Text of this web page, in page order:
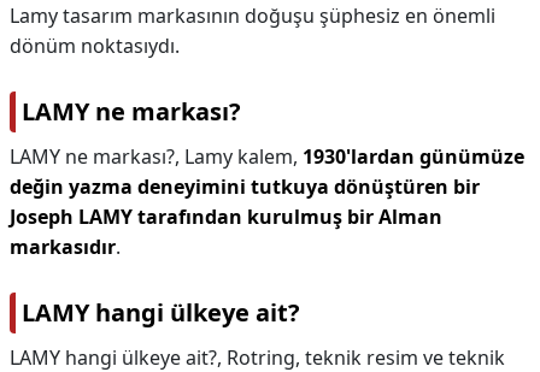
Lamy tasarım markasının doğuşu şüphesiz en önemli
dönüm noktasıydı.
LAMY ne markası?
LAMY ne markası?, Lamy kalem, 1930'lardan günümüze
değin yazma deneyimini tutkuya dönüştüren bir
Joseph LAMY tarafından kurulmuş bir Alman
markasıdır.
LAMY hangi ülkeye ait?
LAMY hangi ülkeye ait?, Rotring, teknik resim ve teknik